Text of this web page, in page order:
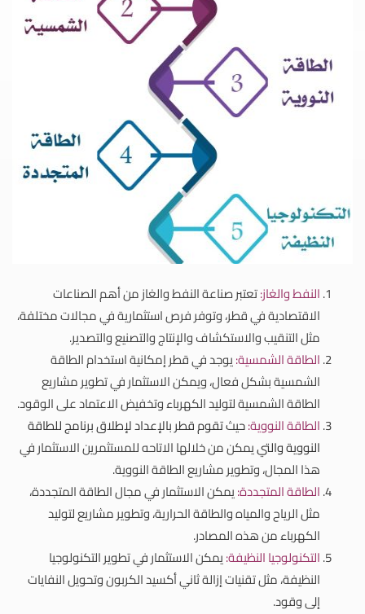
النفط والغاز:تعتبر صناعة النفط والغاز من أهم الصناعات
الاقتصادية في قطر، وتوفر فرص استثمارية في مجالات مختلفة،
مثل التنقيب والاستكشاف والإنتاج والتصنيع والتصدير.
الطاقة الشمسية:يوجد في قطر إمكانية استخدام الطاقة
الشمسية بشكل فعال، ويمكن الاستثمار في تطوير مشاريع
الطاقة الشمسية لتوليد الكهرباء وتخفيض الاعتماد على الوقود.
الطاقة النووية:حيث تقوم قطر بالإعداد لإطلاق برنامج للطاقة
النووية والتييمكن من خلالها الاتاحه للمستثمرين الاستثمار في
هذا المجال، وتطوير مشاريع الطاقة النووية.
الطاقة المتجددة:يمكن الاستثمار في مجال الطاقة المتجددة،
مثل الرياح والمياه والطاقة الحرارية، وتطوير مشاريع لتوليد
الكهرباء من هذه المصادر.
التكنولوجيا النظيفة:يمكن الاستثمار في تطوير التكنولوجيا
النظيفة، مثل تقنيات إزالة ثاني أكسيد الكربون وتحويل النفايات
إلى وقود.